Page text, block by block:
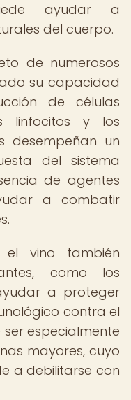
ayudar a
del cuerpo.
de numerosos
su capacidad
de células
linfocitos y los
desempeñan un
del sistema
de agentes
a combatir
el vino también
como los
a proteger
contra el
especialmente
mayores, cuyo
a debilitarse con